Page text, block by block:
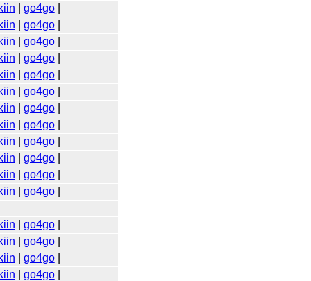
go4go|
go4go|
go4go|
go4go|
go4go|
go4go|
go4go|
go4go|
go4go|
go4go|
go4go|
go4go|
go4go|
go4go|
go4go|
go4go|